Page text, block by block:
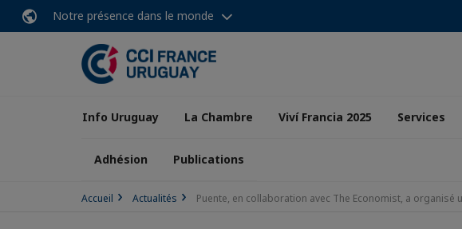
Notre présence dans le monde
Info Uruguay La Chambre Viví Francia 2025 Services
Adhésion Publications
Accueil Actualités Puente, en collaboration avec The Economist, a